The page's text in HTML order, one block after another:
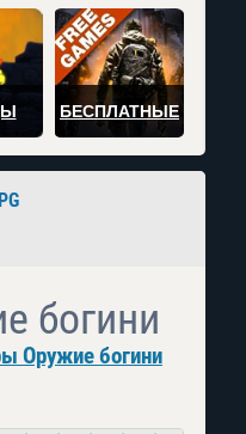
БЕСПЛАТНЫЕ
богини
Оружие богини